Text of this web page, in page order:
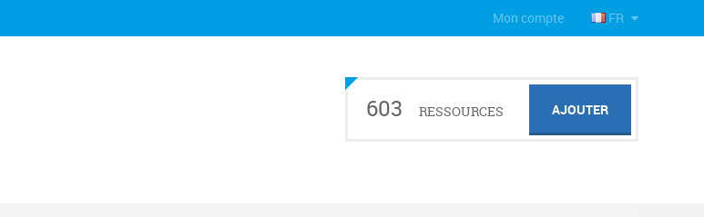
FR
Mon compte
603 RESSOURCES AJOUTER